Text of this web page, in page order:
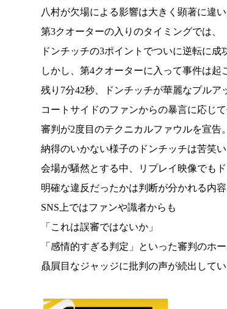
八村が欠場による影響は大きく顕著に違
第3クオーターの入りのタイミングでは、
ドンチッチの3ポイントでついに逆転に成
しかし、第4クオーターに入って事件は起
残り7分42秒、ドンチッチが華麗なプルア
コートサイドのファンからの暴言に応じ
審判が2度目のテクニカルファウルを宣告。
納得のいかない様子のドンチッチは苦笑
会場が騒然とする中、リプレイ映像でも
明確な違反だったかは判断が分かれる内容
SNS上ではファンや識者からも
「これは誤審ではないか」
「感情的すぎる判定」といった審判のホ
贔屓目なジャッジに批判の声が続出してい